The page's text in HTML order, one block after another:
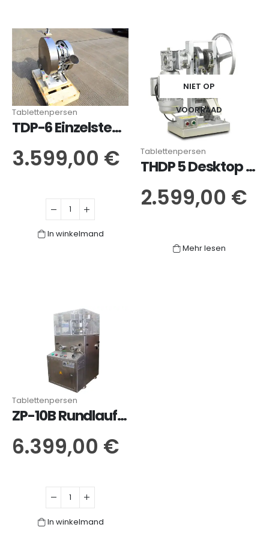
Tablettenpersen
TDP-6 Einzelstempel-Tablettenpresse
3.599,00 €
In winkelmand
NIET OP
VOORRAAD
Tablettenpersen
THDP 5 Desktop Tablet Press
2.599,00 €
Mehr lesen
Tablettenpersen
ZP-10B Rundlauf-Tablettenpresse
6.399,00 €
In winkelmand